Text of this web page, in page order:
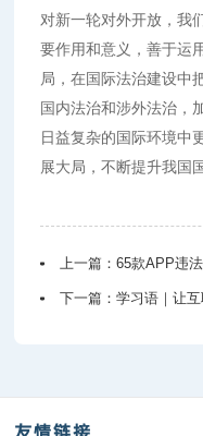
对新一轮对外开放，我
要作用和意义，善于运
局，在国际法治建设中
国内法治和涉外法治，
日益复杂的国际环境中
展大局，不断提升我国
上一篇：65款APP违
下一篇：学习语｜让